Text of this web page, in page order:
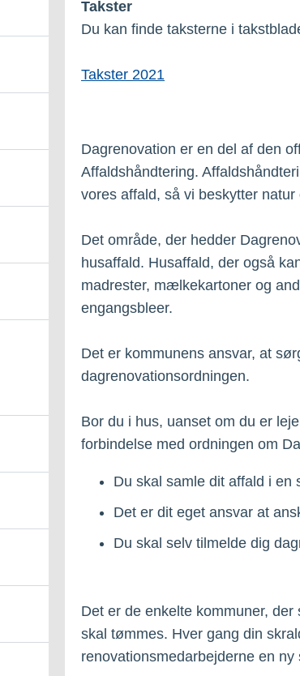
Takster
Du kan finde taksterne i
Takster 2021
Dagrenovation er en del af den
Affaldshåndtering.
vores affald, så vi beskytter
Det område, der hedder
husaffald. Husaffald, der også
madrester, mælkekartoner og
engangsbleer.
Det er kommunens ansvar, at
dagrenovationsordningen.
Bor du i hus, uanset om du er
forbindelse med ordningen om
Du skal samle dit affald i en
Det er dit eget ansvar at
Du skal selv tilmelde dig
Det er de enkelte kommuner,
skal tømmes. Hver gang din
renovationsmedarbejderne en